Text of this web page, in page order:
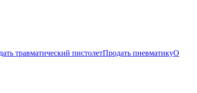
травматический пистолетПродать пневматикуО